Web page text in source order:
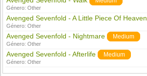
Género:Other
Avenged Sevenfold - A Little Piece Of Heaven
Género:Other
Avenged Sevenfold - Nightmare Medium
Género:Other
Avenged Sevenfold - Afterlife Medium
Género:Other